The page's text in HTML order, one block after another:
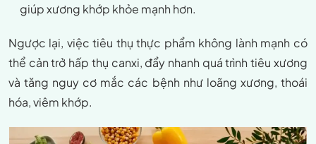
giúp xương khớp khỏe mạnh hơn.
Ngược lại, việc tiêu thụ thực phẩm không lành mạnh có
thể cản trở hấp thụ canxi, đẩy nhanh quá trình tiêu xương
và tăng nguy cơ mắc các bệnh như loãng xương, thoái
hóa, viêm khớp.